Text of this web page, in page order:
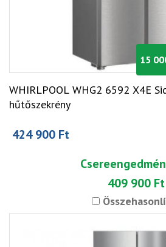
15
WHIRLPOOL WHG2 6592 X4E
hűtőszekrény
424 900 Ft
409 900 Ft